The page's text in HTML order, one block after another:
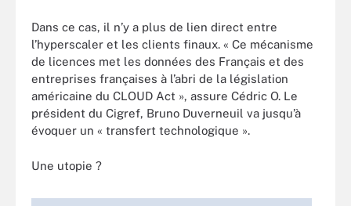
Dans ce cas, il n’y a plus de lien direct entre
l’hyperscaler et les clients finaux. « Ce mécanisme
de licences met les données des Français et des
entreprises françaises à l’abri de la législation
américaine du CLOUD Act », assure Cédric O. Le
président du Cigref, Bruno Duverneuil va jusqu’à
évoquer un « transfert technologique ».
Une utopie ?